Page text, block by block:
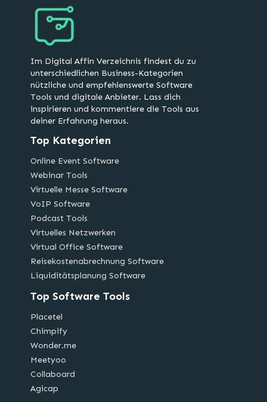
Im Digital Affin Verzeichnis findest du zu
unterschiedlichen Business-Kategorien
nützliche und empfehlenswerte Software
Tools und digitale Anbieter. Lass dich
inspirieren und kommentiere die Tools aus
deiner Erfahrung heraus.
Top Kategorien
Online Event Software
Webinar Tools
Virtuelle Messe Software
VoIP Software
Podcast Tools
Virtuelles Netzwerken
Virtual Office Software
Reisekostenabrechnung Software
Liquiditätsplanung Software
Top Software Tools
Placetel
Chimpify
Wonder.me
Meetyoo
Collaboard
Agicap